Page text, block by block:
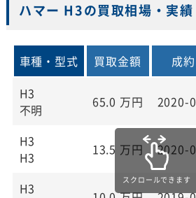
ハマー H3の買取相場・実績
車種・型式 買取金額 成
H3
不明
65.0 万円 2020-
H3
H3
13.5 万円 2020-
H3